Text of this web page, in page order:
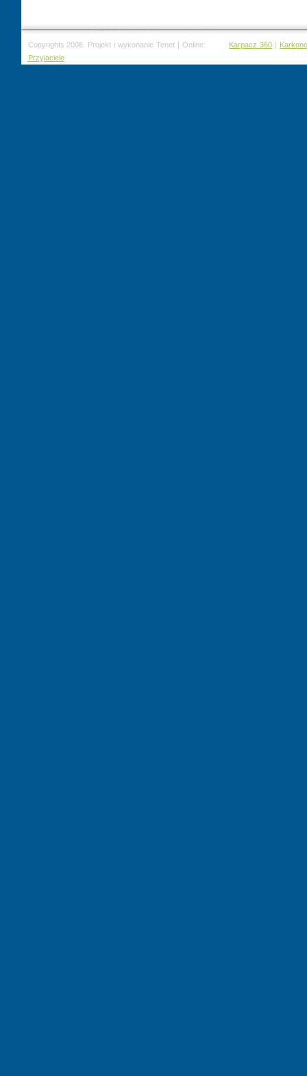
Copyrights 2008. Projekt i wykonanie Tenet | Online: Karpacz 360 |
Przyjaciele